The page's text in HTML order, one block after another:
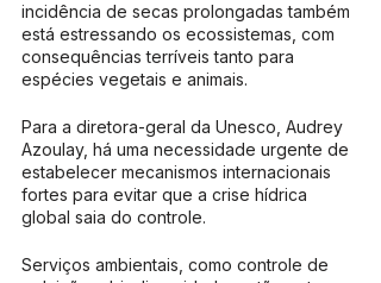
incidência de secas prolongadas também
está estressando os ecossistemas, com
consequências terríveis tanto para
espécies vegetais e animais.
Para a diretora-geral da Unesco, Audrey
Azoulay, há uma necessidade urgente de
estabelecer mecanismos internacionais
fortes para evitar que a crise hídrica
global saia do controle.
Serviços ambientais, como controle de